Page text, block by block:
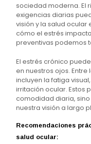
sociedad moderna. El
exigencias diarias
visión y la salud ocular
cómo el estrés
preventivas podemos
El estrés crónico
en nuestros ojos.
incluyen la fatiga
irritación ocular. Estos
comodidad diaria,
nuestra visión a largo
Recomendaciones
salud ocular: